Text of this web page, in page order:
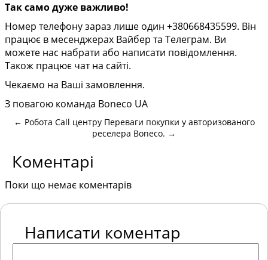
Так само дуже важливо!
Номер телефону зараз лише один +380668435599. Він
працює в месенджерах Вайбер та Телеграм. Ви
можете нас набрати або написати повідомлення.
Також працює чат на сайті.
Чекаємо на Ваші замовлення.
З повагою команда Boneco UA
← Робота Call центру Переваги покупки у авторизованого
реселера Boneco. →
Коментарі
Поки що немає коментарів
Написати коментар